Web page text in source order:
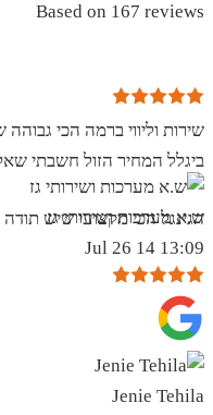
Based on 167 reviews
שירות וליווי ברמה הכי
ביגלל המחיר הזול חשבתי
הגינגל הכי מקצועי שיש
ש.א מערכות ושירותי גז
13:09 14 Jul 26
Jenie Tehila